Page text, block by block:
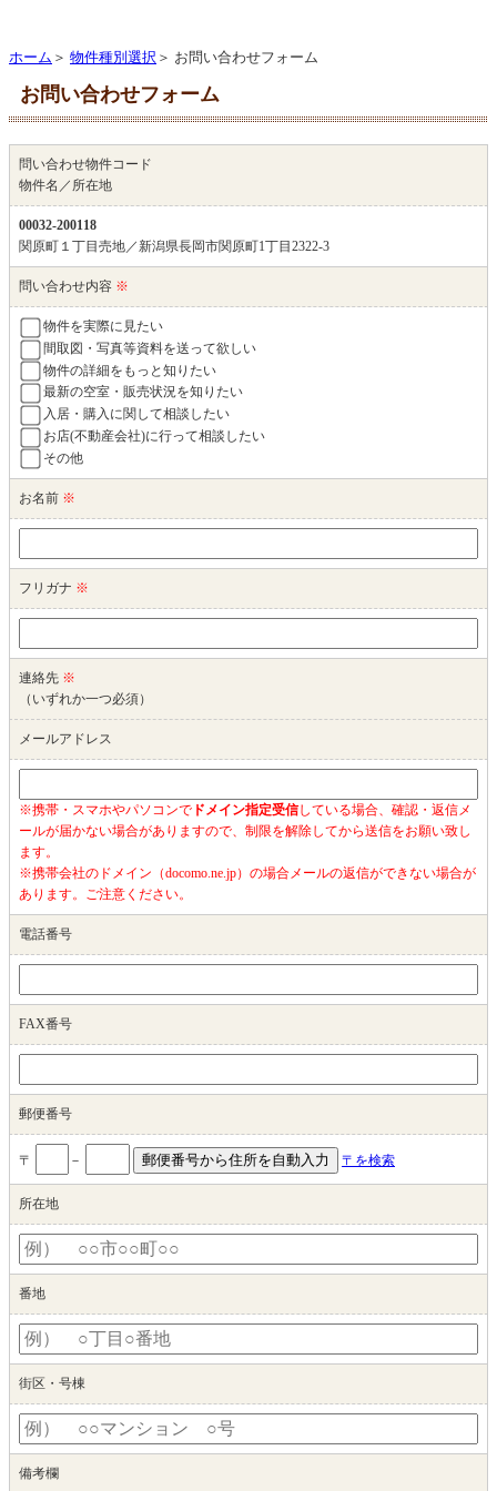
ホーム ＞ 物件種別選択 ＞ お問い合わせフォーム
お問い合わせフォーム
問い合わせ物件コード
物件名／所在地
00032-200118
関原町１丁目売地／新潟県長岡市関原町1丁目2322-3
問い合わせ内容 ※
物件を実際に見たい
間取図・写真等資料を送って欲しい
物件の詳細をもっと知りたい
最新の空室・販売状況を知りたい
入居・購入に関して相談したい
お店(不動産会社)に行って相談したい
その他
お名前 ※
フリガナ ※
連絡先 ※
（いずれか一つ必須）
メールアドレス
※携帯・スマホやパソコンで ドメイン指定受信している場合、確認・返信メ
ールが届かない場合がありますので、制限を解除してから送信をお願い致し
ます。
※携帯会社のドメイン（docomo.ne.jp）の場合メールの返信ができない場合が
あります。ご注意ください。
電話番号
FAX番号
郵便番号
〒 － 〒を検索
所在地
番地
街区・号棟
備考欄